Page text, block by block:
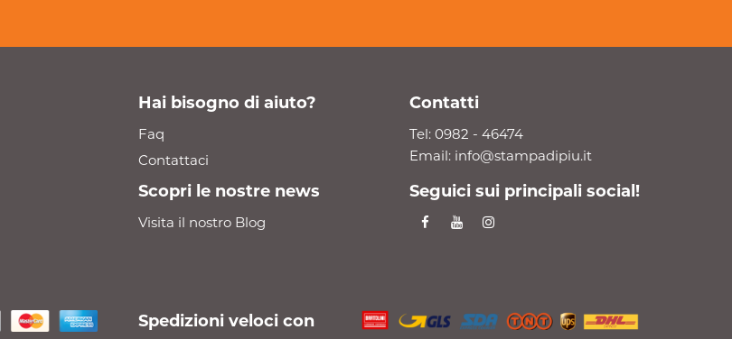
Hai bisogno di aiuto?
Faq
Contattaci
Scopri le nostre news
Visita il nostro Blog
Contatti
Tel: 0982 - 46474
Email: info@stampadipiu.it
Seguici sui principali social!
Spedizioni veloci con